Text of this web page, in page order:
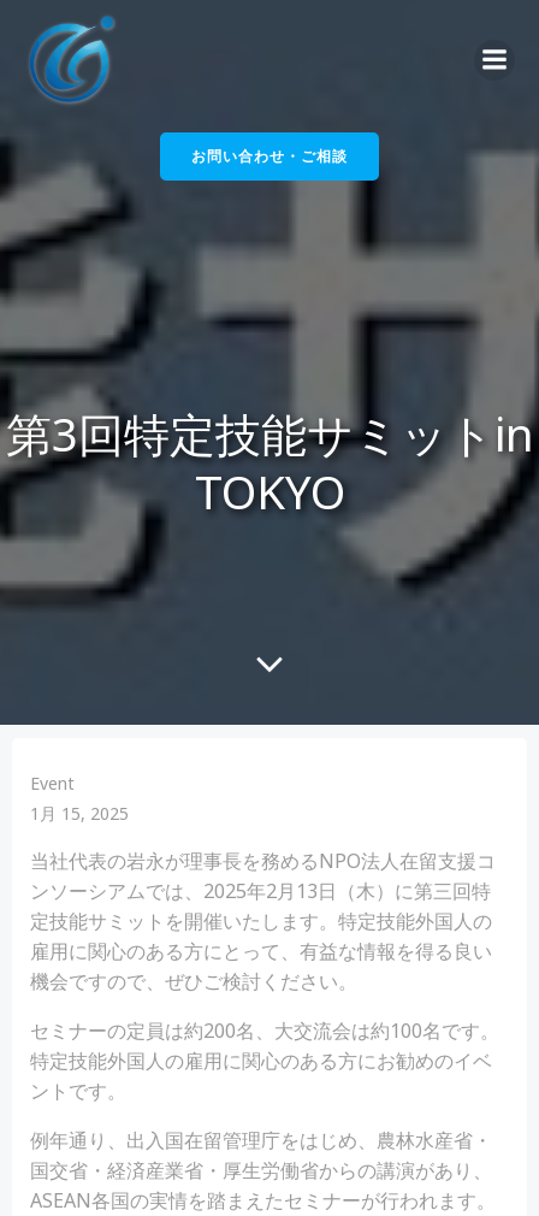
ツ
へ
ス
ッ
お問い合わせ・ご相談
第3回特定技能サミットin
TOKYO
Event
1月 15, 2025
当社代表の岩永が理事長を務めるNPO法人在留支援コ
ンソーシアムでは、2025年2月13日（木）に第三回特
定技能サミットを開催いたします。特定技能外国人の
雇用に関心のある方にとって、有益な情報を得る良い
機会ですので、ぜひご検討ください。
セミナーの定員は約200名、大交流会は約100名です。
特定技能外国人の雇用に関心のある方にお勧めのイベ
ントです。
例年通り、出入国在留管理庁をはじめ、農林水産省・
国交省・経済産業省・厚生労働省からの講演があり、
ASEAN各国の実情を踏まえたセミナーが行われます。